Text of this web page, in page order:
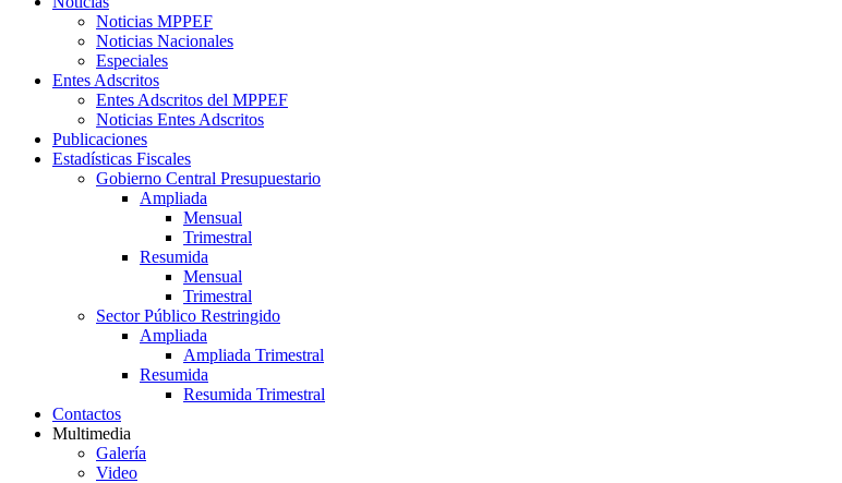
Noticias MPPEF
Noticias Nacionales
Especiales
Entes Adscritos
Entes Adscritos del MPPEF
Noticias Entes Adscritos
Publicaciones
Estadísticas Fiscales
Gobierno Central Presupuestario
Ampliada
Mensual
Trimestral
Resumida
Mensual
Trimestral
Sector Público Restringido
Ampliada
Ampliada Trimestral
Resumida
Resumida Trimestral
Contactos
Multimedia
Galería
Video